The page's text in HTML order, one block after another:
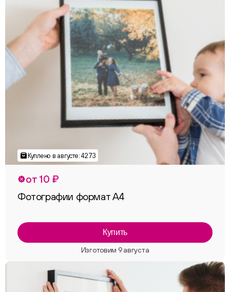
от 10 ₽
Фотографии формат А4
Купить